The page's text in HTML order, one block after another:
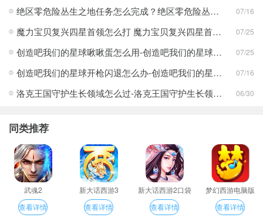
绝区零危险丛生之地任务怎么完成？绝区零危险丛生之地任务完成攻略 07/16
魔力宝贝复兴四星首领怎么打 魔力宝贝复兴四星首领打法合集 07/25
创造吧我们的星球啾啾蛋怎么用-创造吧我们的星球啾啾蛋使用攻略 07/25
创造吧我们的星球开枪闪退怎么办-创造吧我们的星球开枪闪退合集 07/16
洛克王国守护生长领域怎么过-洛克王国守护生长领域通关攻略 06/30
同类推荐
武魂2
查看详情
新大话西游3
查看详情
新大话西游2口袋
版
查看详情
梦幻西游电脑版
查看详情